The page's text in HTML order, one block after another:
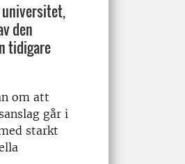
universitet,
den
tidigare
om att
går i
starkt